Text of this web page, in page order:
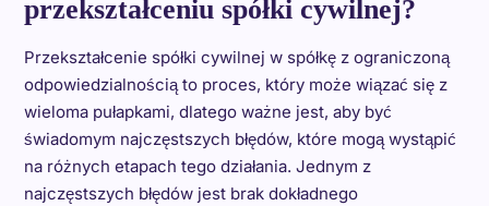
przekształceniu spółki cywilnej?
Przekształcenie spółki cywilnej w spółkę z ograniczoną
odpowiedzialnością to proces, który może wiązać się z
wieloma pułapkami, dlatego ważne jest, aby być
świadomym najczęstszych błędów, które mogą wystąpić
na różnych etapach tego działania. Jednym z
najczęstszych błędów jest brak dokładnego